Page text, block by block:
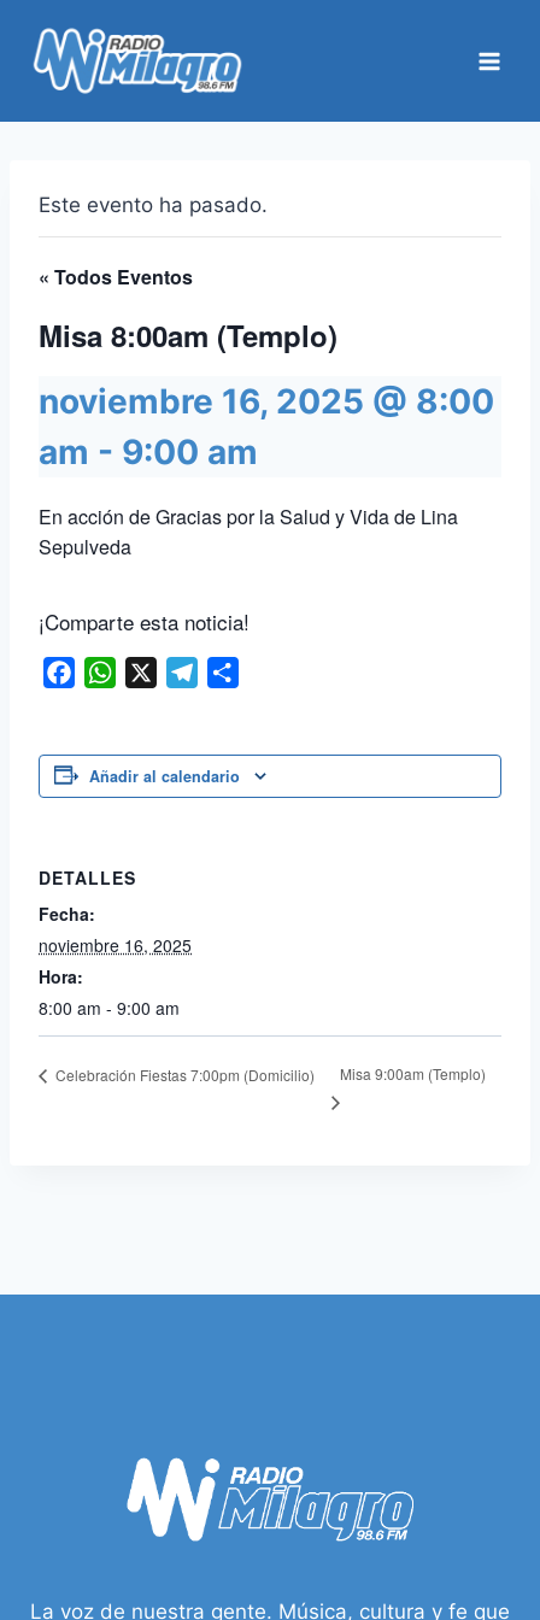
contenido
Este evento ha pasado.
« Todos Eventos
Misa 8:00am (Templo)
noviembre 16, 2025 @ 8:00
am - 9:00 am
En acción de Gracias por la Salud y Vida de Lina
Sepulveda
¡Comparte esta noticia!
FacebookWhatsApp Telegram
Añadir al calendario
DETALLES
Fecha:
noviembre 16, 2025
Hora:
8:00 am - 9:00 am
Celebración Fiestas 7:00pm (Domicilio) Misa 9:00am (Templo)
La voz de nuestra gente. Música, cultura y fe que